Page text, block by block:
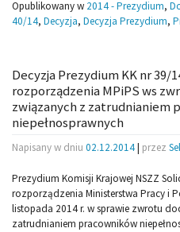
Opublikowany w 2014 - Prezydium,
40/14, Decyzja, Decyzja Prezydium,
Decyzja Prezydium KK nr 39/
rozporządzenia MPiPS ws
związanych z zatrudnianiem
niepełnosprawnych
Napisany w dniu 02.12.2014| przez
Prezydium Komisji Krajowej NSZZ
rozporządzenia Ministerstwa Pracy i
listopada 2014 r. w sprawie zwrotu
zatrudnianiem pracowników